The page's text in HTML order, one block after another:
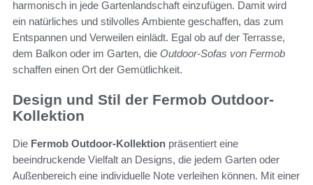
harmonisch in jede Gartenlandschaft einzufügen. Damit wird
ein natürliches und stilvolles Ambiente geschaffen, das zum
Entspannen und Verweilen einlädt. Egal ob auf der Terrasse,
dem Balkon oder im Garten, die Outdoor-Sofas von Fermob
schaffen einen Ort der Gemütlichkeit.
Design und Stil der Fermob Outdoor-
Kollektion
Die Fermob Outdoor-Kollektion präsentiert eine
beeindruckende Vielfalt an Designs, die jedem Garten oder
Außenbereich eine individuelle Note verleihen können. Mit einer